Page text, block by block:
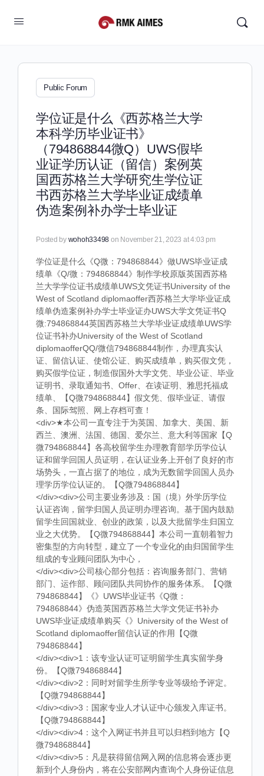
Public Forum
学位证是什么《西苏格兰大学
本科学历毕业证书》
（794868844微Q）UWS假毕
业证学历认证（留信）案例英
国西苏格兰大学研究生学位证
书西苏格兰大学毕业证成绩单
伪造案例补办学士毕业证
Posted by wohoh33498 on November 21, 2023 at 4:03 pm
学位证是什么《Q微：794868844》做UWS毕业证成
绩单《Q/微：794868844》制作学校原版英国西苏格
兰大学学位证书成绩单UWS文凭证书University of the
West of Scotland diplomaoffer西苏格兰大学毕业证成
绩单伪造案例补办学士毕业证办UWS大学文凭证书Q
微:794868844英国西苏格兰大学毕业证成绩单UWS学
位证书补办University of the West of Scotland
diplomaofferQQ/微信794868844制作，办理真实认
证、留信认证、使馆公证、购买成绩单，购买假文凭，
购买假学位证，制造假国外大学文凭、毕业公证、毕业
证明书、录取通知书、Offer、在读证明、雅思托福成
绩单、【Q微794868844】假文凭、假毕业证、请假
条、国际驾照、网上存档可查！
<div>★本公司一直专注于为英国、加拿大、美国、新
西兰、澳洲、法国、德国、爱尔兰、意大利等国家【Q
微794868844】各高校留学生办理教育部学历学位认
证和留学回国人员证明，在认证业务上开创了良好的市
场势头，一直占据了的地位，成为无数留学回国人员办
理学历学位认证的。【Q微794868844】
</div><div>公司主要业务涉及：国（境）外学历学位
认证咨询，留学归国人员证明办理咨询。基于国内鼓励
留学生回国就业、创业的政策，以及大批留学生归国立
业之大优势。【Q微794868844】本公司一直朝着智力
密集型的方向转型，建立了一个专业化的由归国留学生
组成的专业顾问团队为中心，
</div><div>公司核心部分包括：咨询服务部门、营销
部门、运作部、顾问团队共同协作的服务体系。【Q微
794868844】《》UWS毕业证书《Q微：
794868844》伪造英国西苏格兰大学文凭证书补办
UWS毕业证成绩单购买《》University of the West of
Scotland diplomaoffer留信认证的作用【Q微
794868844】
</div><div>1：该专业认证可证明留学生真实留学身
份。【Q微794868844】
</div><div>2：同时对留学生所学专业等级给予评定。
【Q微794868844】
</div><div>3：国家专业人才认证中心颁发入库证书。
【Q微794868844】
</div><div>4：这个入网证书并且可以归档到地方【Q
微794868844】
</div><div>5：凡是获得留信网入网的信息将会逐步更
新到个人身份内，将在公安部网内查询个人身份证信息